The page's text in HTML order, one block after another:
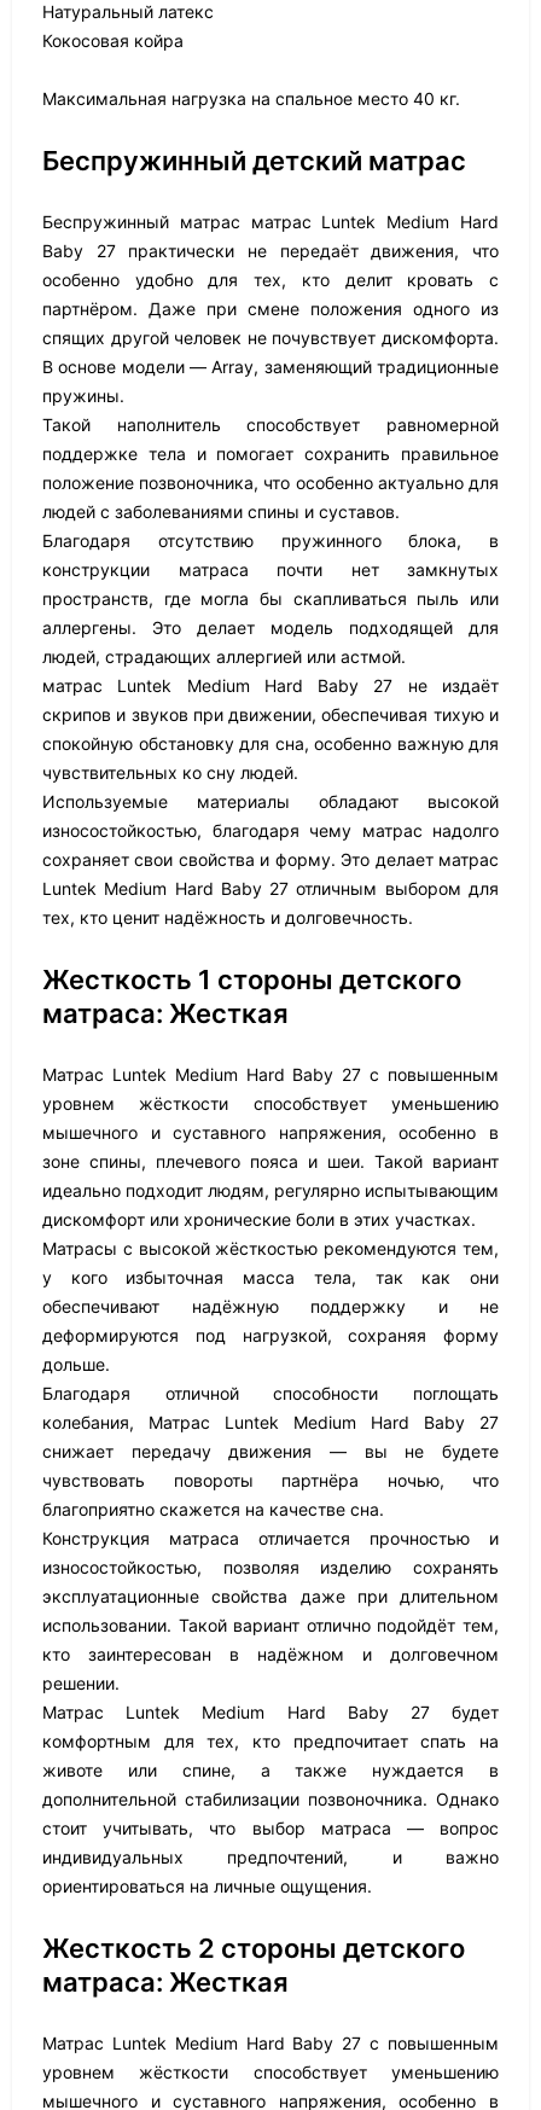
Натуральный латекс
Кокосовая койра
Максимальная нагрузка на спальное место 40 кг.
Беспружинный детский матрас
Беспружинный матрас матрас Luntek Medium Hard
Baby 27 практически не передаёт движения, что
особенно удобно для тех, кто делит кровать с
партнёром. Даже при смене положения одного из
спящих другой человек не почувствует дискомфорта.
В основе модели — Array, заменяющий традиционные
пружины.
Такой наполнитель способствует равномерной
поддержке тела и помогает сохранить правильное
положение позвоночника, что особенно актуально для
людей с заболеваниями спины и суставов.
Благодаря отсутствию пружинного блока, в
конструкции матраса почти нет замкнутых
пространств, где могла бы скапливаться пыль или
аллергены. Это делает модель подходящей для
людей, страдающих аллергией или астмой.
матрас Luntek Medium Hard Baby 27 не издаёт
скрипов и звуков при движении, обеспечивая тихую и
спокойную обстановку для сна, особенно важную для
чувствительных ко сну людей.
Используемые материалы обладают высокой
износостойкостью, благодаря чему матрас надолго
сохраняет свои свойства и форму. Это делает матрас
Luntek Medium Hard Baby 27 отличным выбором для
тех, кто ценит надёжность и долговечность.
Жесткость 1 стороны детского
матраса: Жесткая
Матрас Luntek Medium Hard Baby 27 с повышенным
уровнем жёсткости способствует уменьшению
мышечного и суставного напряжения, особенно в
зоне спины, плечевого пояса и шеи. Такой вариант
идеально подходит людям, регулярно испытывающим
дискомфорт или хронические боли в этих участках.
Матрасы с высокой жёсткостью рекомендуются тем,
у кого избыточная масса тела, так как они
обеспечивают надёжную поддержку и не
деформируются под нагрузкой, сохраняя форму
дольше.
Благодаря отличной способности поглощать
колебания, Матрас Luntek Medium Hard Baby 27
снижает передачу движения — вы не будете
чувствовать повороты партнёра ночью, что
благоприятно скажется на качестве сна.
Конструкция матраса отличается прочностью и
износостойкостью, позволяя изделию сохранять
эксплуатационные свойства даже при длительном
использовании. Такой вариант отлично подойдёт тем,
кто заинтересован в надёжном и долговечном
решении.
Матрас Luntek Medium Hard Baby 27 будет
комфортным для тех, кто предпочитает спать на
животе или спине, а также нуждается в
дополнительной стабилизации позвоночника. Однако
стоит учитывать, что выбор матраса — вопрос
индивидуальных предпочтений, и важно
ориентироваться на личные ощущения.
Жесткость 2 стороны детского
матраса: Жесткая
Матрас Luntek Medium Hard Baby 27 с повышенным
уровнем жёсткости способствует уменьшению
мышечного и суставного напряжения, особенно в